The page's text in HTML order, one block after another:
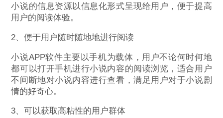
小说的信息资源以信息化形式呈现给用户，便于提高
用户的阅读体验。
2、便于用户随时随地地进行阅读
小说APP软件主要以手机为载体，用户不论何时何地
都可以打开手机进行小说内容的阅读浏览，适合用户
不间断地对小说内容进行查看，满足用户对于小说剧
情的好奇心。
3、可以获取高粘性的用户群体